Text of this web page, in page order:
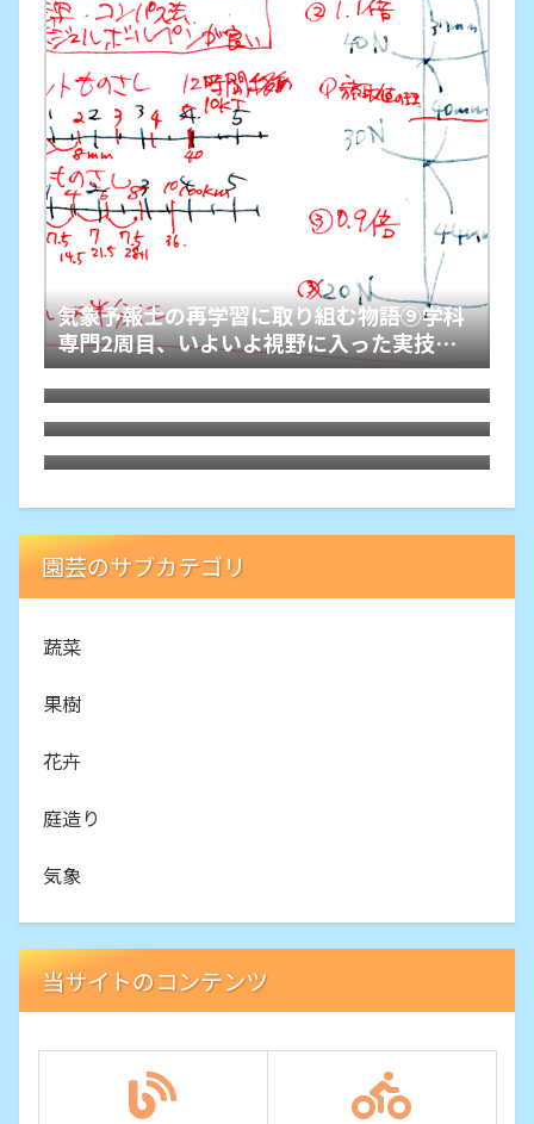
気象予報士の再学習に取り組む物語⑨学科
専門2周目、いよいよ視野に入った実技学
習を計画
気象予報士の再学習に取り組む物語⑧学科
一般2周目「見送った第65回試験」
久しぶりに購入した気圧計付き腕時計は
「SUNNTO Core」
気象予報士の再学習に取り組む物語⑦学科
一般2周目もオンスクJPで
園芸のサブカテゴリ
蔬菜
果樹
花卉
庭造り
気象
当サイトのコンテンツ